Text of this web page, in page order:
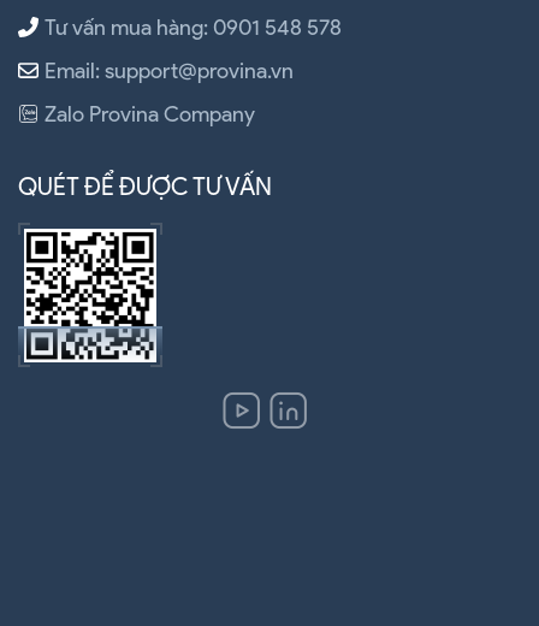
Tư vấn mua hàng: 0901 548 578
Email: support@provina.vn
Zalo Provina Company
QUÉT ĐỂ ĐƯỢC TƯ VẤN